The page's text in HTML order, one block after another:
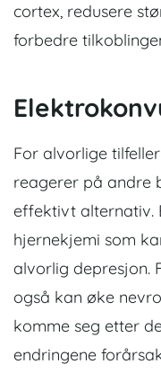
cortex, redusere
forbedre
For alvorlige
reagerer på andre
effektivt alternativ.
hjernekjemi som
alvorlig depresjon.
også kan øke
komme seg etter
endringene